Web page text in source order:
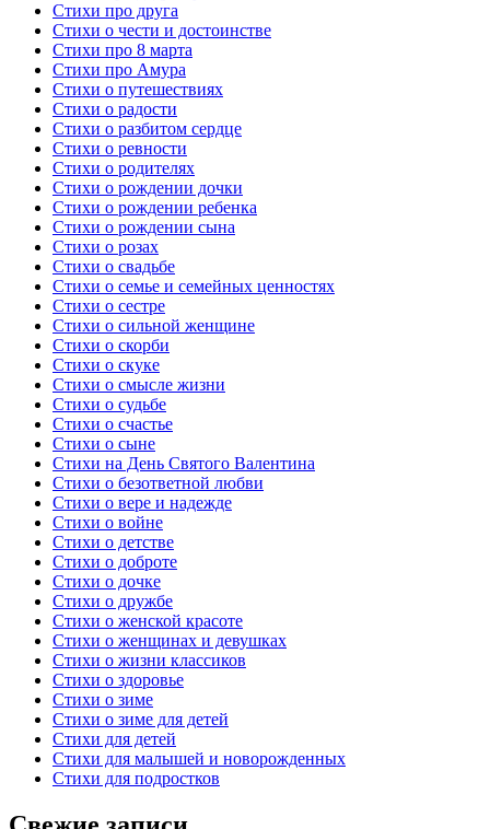
Стихи про друга
Стихи о чести и достоинстве
Стихи про 8 марта
Стихи про Амура
Стихи о путешествиях
Стихи о радости
Стихи о разбитом сердце
Стихи о ревности
Стихи о родителях
Стихи о рождении дочки
Стихи о рождении ребенка
Стихи о рождении сына
Стихи о розах
Стихи о свадьбе
Стихи о семье и семейных ценностях
Стихи о сестре
Стихи о сильной женщине
Стихи о скорби
Стихи о скуке
Стихи о смысле жизни
Стихи о судьбе
Стихи о счастье
Стихи о сыне
Стихи на День Святого Валентина
Стихи о безответной любви
Стихи о вере и надежде
Стихи о войне
Стихи о детстве
Стихи о доброте
Стихи о дочке
Стихи о дружбе
Стихи о женской красоте
Стихи о женщинах и девушках
Стихи о жизни классиков
Стихи о здоровье
Стихи о зиме
Стихи о зиме для детей
Стихи для детей
Стихи для малышей и новорожденных
Стихи для подростков